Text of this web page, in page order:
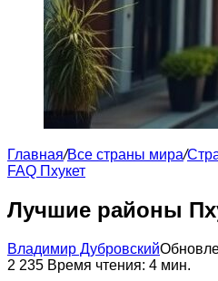
Главная/Все страны мира/
FAQ Пхукет
Лучшие районы
Владимир Дубровский
2 235 Время чтения: 4 мин.